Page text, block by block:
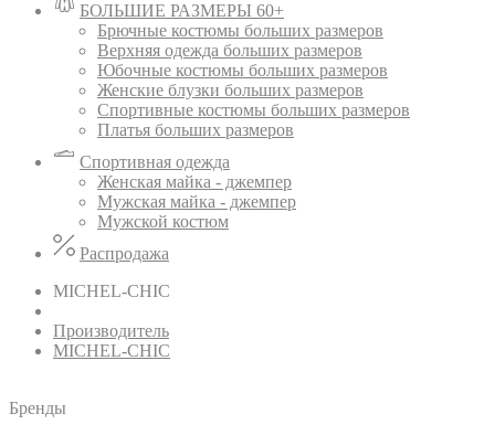
БОЛЬШИЕ РАЗМЕРЫ 60+
Брючные костюмы больших размеров
Верхняя одежда больших размеров
Юбочные костюмы больших размеров
Женские блузки больших размеров
Спортивные костюмы больших размеров
Платья больших размеров
Спортивная одежда
Женская майка - джемпер
Мужская майка - джемпер
Мужской костюм
Распродажа
MICHEL-CHIC
Производитель
MICHEL-CHIC
Бренды